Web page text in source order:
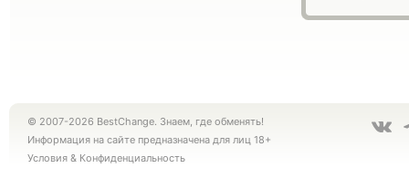
© 2007-2026 BestChange. Знаем, где обменять!
Информация на сайте предназначена для лиц 18+
Условия & Конфиденциальность